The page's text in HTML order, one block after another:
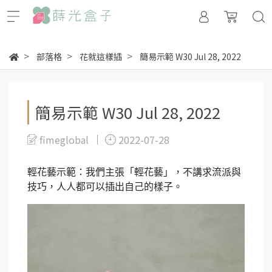
部落格 花就這樣插 簡易示範 W30 Jul 28, 2022
簡易示範 W30 Jul 28, 2022
fimeglobal 2022-07-28
輕花藝示範：我們主張「輕花藝」，不講求流派與
技巧，人人都可以插出自己的樣子。